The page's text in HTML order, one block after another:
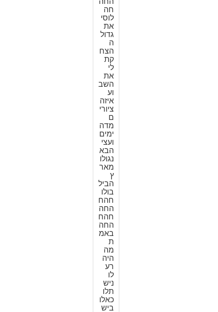
חה
לוסי
את
גדול
ה
הצח
קת
לי
את
השב
וע
איזה
ציורי
ם
מדה
ימים
ועצי
הבא
נגולו
מאר
ץ
הביל
בולו
חהח
החה
חהח
החה
באמ
ת
מה
היה
רע
לו
ניש
תלו
כאלו
ביש